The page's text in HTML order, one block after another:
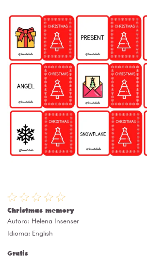
Christmas memory
Autora: Helena Insenser
Idioma: English
Gratis